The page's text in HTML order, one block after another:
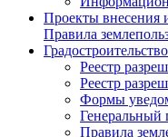
Проекты внесения
Правила
Реестр
Реестр
Формы
Генеральный
Правила